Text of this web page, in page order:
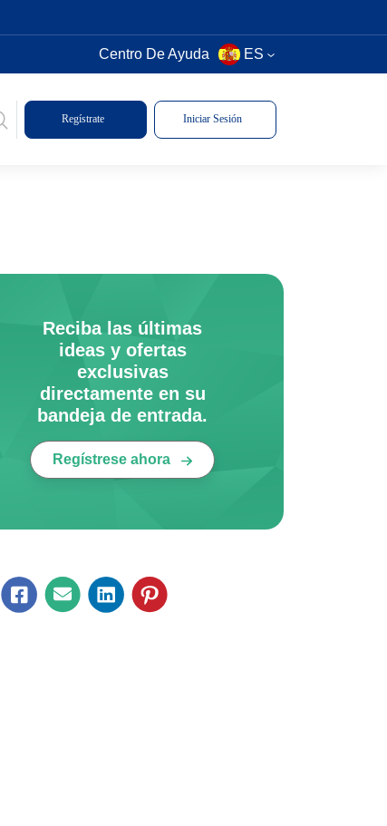
Centro De Ayuda ES
Regístrate Iniciar Sesión
Reciba las últimas
ideas y ofertas
exclusivas
directamente en su
bandeja de entrada.
Regístrese ahora